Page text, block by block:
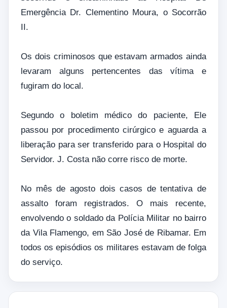
Emergência Dr. Clementino Moura, o Socorrão
II.
Os dois criminosos que estavam armados ainda
levaram alguns pertencentes das vítima e
fugiram do local.
Segundo o boletim médico do paciente, Ele
passou por procedimento cirúrgico e aguarda a
liberação para ser transferido para o Hospital do
Servidor. J. Costa não corre risco de morte.
No mês de agosto dois casos de tentativa de
assalto foram registrados. O mais recente,
envolvendo o soldado da Polícia Militar no bairro
da Vila Flamengo, em São José de Ribamar. Em
todos os episódios os militares estavam de folga
do serviço.